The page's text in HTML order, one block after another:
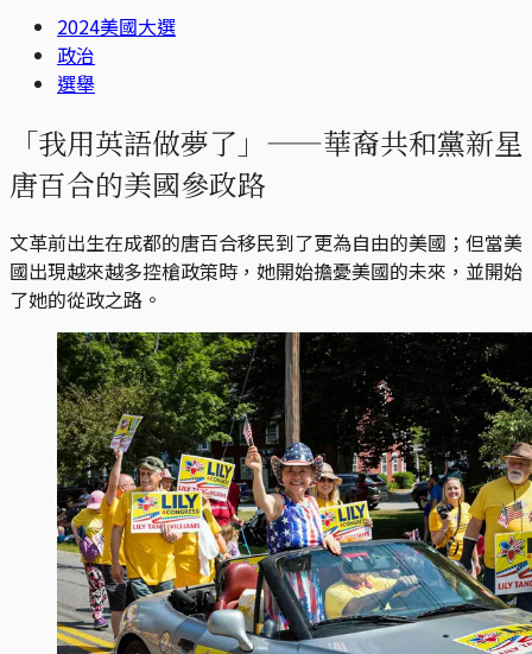
2024美國大選
政治
選舉
「我用英語做夢了」——華裔共和黨新星
唐百合的美國參政路
文革前出生在成都的唐百合移民到了更為自由的美國；但當美
國出現越來越多控槍政策時，她開始擔憂美國的未來，並開始
了她的從政之路。